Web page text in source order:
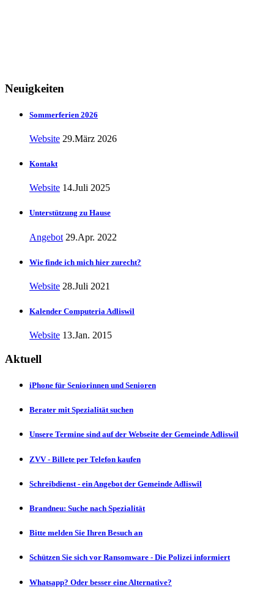
Neuigkeiten
Sommerferien 2026
Website 29.März 2026
Kontakt
Website 14.Juli 2025
Unterstützung zu Hause
Angebot 29.Apr. 2022
Wie finde ich mich hier zurecht?
Website 28.Juli 2021
Kalender Computeria Adliswil
Website 13.Jan. 2015
Aktuell
iPhone für Seniorinnen und Senioren
Berater mit Spezialität suchen
Unsere Termine sind auf der Webseite der Gemeinde Adliswil
ZVV - Billete per Telefon kaufen
Schreibdienst - ein Angebot der Gemeinde Adliswil
Brandneu: Suche nach Spezialität
Bitte melden Sie Ihren Besuch an
Schützen Sie sich vor Ransomware - Die Polizei informiert
Whatsapp? Oder besser eine Alternative?